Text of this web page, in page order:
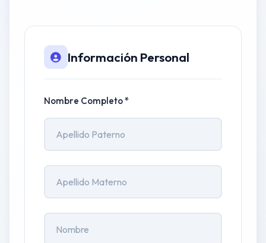
Información Personal
Nombre Completo *
Apellido Paterno
Apellido Materno
Nombre